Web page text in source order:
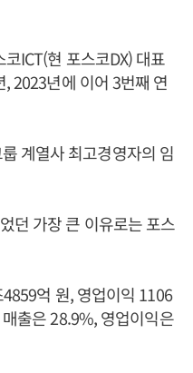
ICT(현 포스코DX) 대표
2023년에 이어 3번째 연
계열사 최고경영자의 임
던 가장 큰 이유로는 포스
억 원, 영업이익 1106
출은 28.9%, 영업이익은